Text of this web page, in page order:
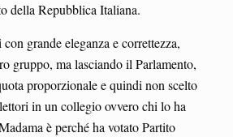
della Repubblica Italiana.
grande eleganza e correttezza,
gruppo, ma lasciando il Parlamento,
proporzionale e quindi non scelto
in un collegio ovvero chi lo ha
è perché ha votato Partito